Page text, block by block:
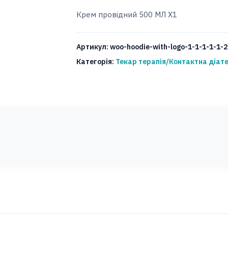
Крем провідний 500 МЛ X1
Артикул:woo-hoodie-with-logo-1-1-1-1-1-
Категорія: Текар терапія/Контактна